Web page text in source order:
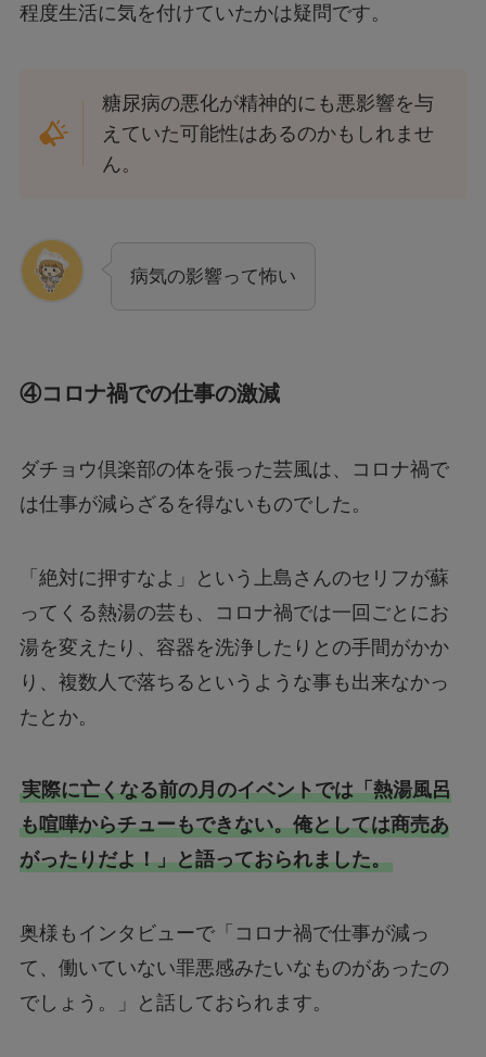
程度生活に気を付けていたかは疑問です。
糖尿病の悪化が精神的にも悪影響を与
えていた可能性はあるのかもしれませ
ん。
病気の影響って怖い
④コロナ禍での仕事の激減
ダチョウ倶楽部の体を張った芸風は、コロナ禍で
は仕事が減らざるを得ないものでした。
「絶対に押すなよ」という上島さんのセリフが蘇
ってくる熱湯の芸も、コロナ禍では一回ごとにお
湯を変えたり、容器を洗浄したりとの手間がかか
り、複数人で落ちるというような事も出来なかっ
たとか。
実際に亡くなる前の月のイベントでは「熱湯風呂
も喧嘩からチューもできない。俺としては商売あ
がったりだよ！」と語っておられました。
奥様もインタビューで「コロナ禍で仕事が減っ
て、働いていない罪悪感みたいなものがあったの
でしょう。」と話しておられます。